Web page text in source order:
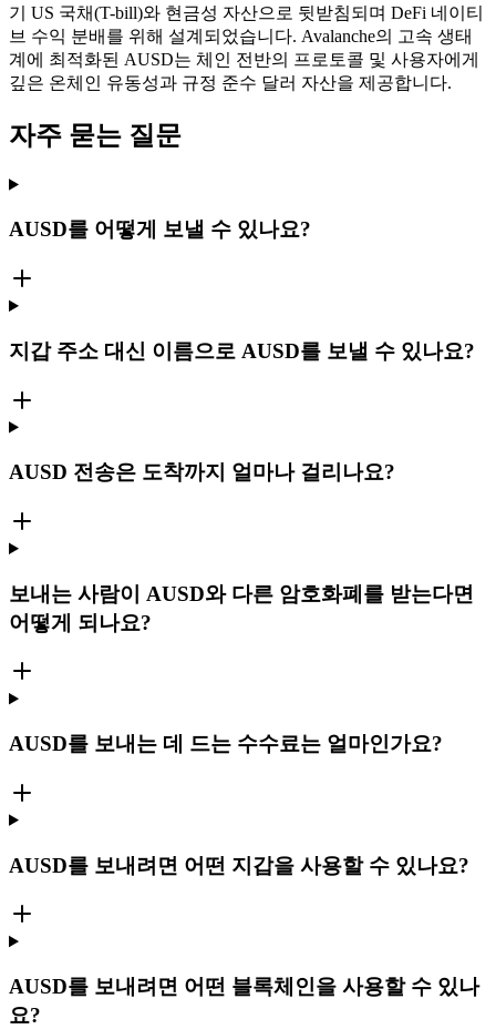
기 US 국채(T-bill)와 현금성 자산으로 뒷받침되며 DeFi 네이티
브 수익 분배를 위해 설계되었습니다. Avalanche의 고속 생태
계에 최적화된 AUSD는 체인 전반의 프로토콜 및 사용자에게
깊은 온체인 유동성과 규정 준수 달러 자산을 제공합니다.
자주 묻는 질문
AUSD를 어떻게 보낼 수 있나요?
지갑 주소 대신 이름으로 AUSD를 보낼 수 있나요?
AUSD 전송은 도착까지 얼마나 걸리나요?
보내는 사람이 AUSD와 다른 암호화폐를 받는다면
어떻게 되나요?
AUSD를 보내는 데 드는 수수료는 얼마인가요?
AUSD를 보내려면 어떤 지갑을 사용할 수 있나요?
AUSD를 보내려면 어떤 블록체인을 사용할 수 있나
요?